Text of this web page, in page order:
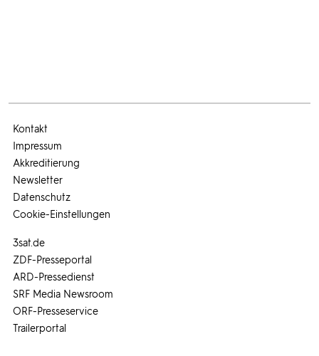
3sat.de
ZDF-Presseportal
ARD-Pressedienst
SRF Media Newsroom
ORF-Presseservice
Trailerportal
Kontakt
Impressum
Akkreditierung
Newsletter
Datenschutz
Cookie-Einstellungen